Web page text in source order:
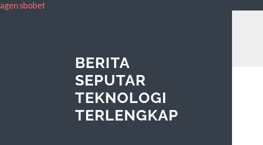
agen sbobet
BERITA
SEPUTAR
TEKNOLOGI
TERLENGKAP